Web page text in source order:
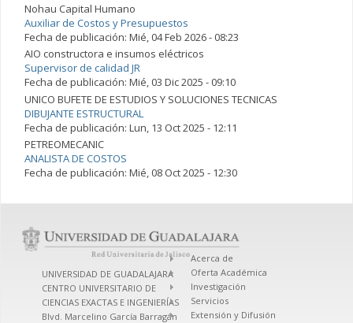
Nohau Capital Humano
Auxiliar de Costos y Presupuestos
Fecha de publicación: Mié, 04 Feb 2026 - 08:23
AIO constructora e insumos eléctricos
Supervisor de calidad JR
Fecha de publicación: Mié, 03 Dic 2025 - 09:10
UNICO BUFETE DE ESTUDIOS Y SOLUCIONES TECNICAS
DIBUJANTE ESTRUCTURAL
Fecha de publicación: Lun, 13 Oct 2025 - 12:11
PETREOMECANIC
ANALISTA DE COSTOS
Fecha de publicación: Mié, 08 Oct 2025 - 12:30
UNIVERSIDAD DE GUADALAJARA
CENTRO UNIVERSITARIO DE
CIENCIAS EXACTAS E INGENIERÍAS
Blvd. Marcelino García Barragán
Acerca de
Oferta Académica
Investigación
Servicios
Extensión y Difusión